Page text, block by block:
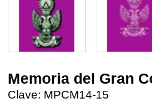
Memoria del Gran
Clave: MPCM14-15